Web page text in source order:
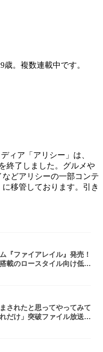
。複数連載中です。
ィア「アリシー」は、
終了しました。グルメや
どアリシーの一部コンテ
移管しております。引き
『ファイアレイル』発売！
載のロースタイル向け低型
されたと思ってやってみて
れだけ」突破ファイル放送で